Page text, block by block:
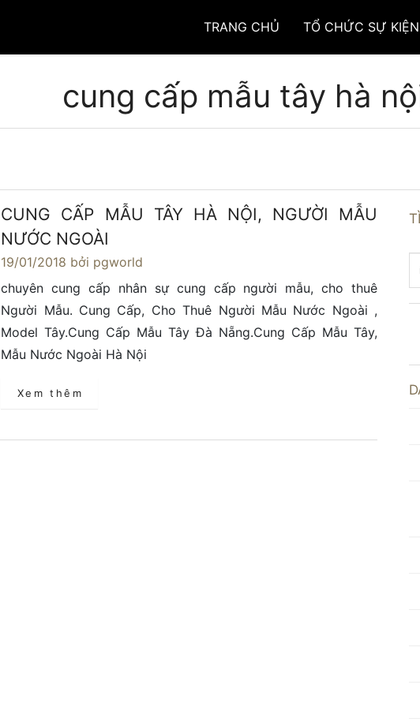
TRANG CHỦ TỔ CHỨC SỰ KIỆN
cung cấp mẫu tây hà
CUNG CẤP MẪU TÂY HÀ NỘI, NGƯỜI MẪU
NƯỚC NGOÀI
19/01/2018 bởi pgworld
chuyên cung cấp nhân sự cung cấp người mẫu, cho thuê
Người Mẫu. Cung Cấp, Cho Thuê Người Mẫu Nước Ngoài ,
Model Tây.Cung Cấp Mẫu Tây Đà Nẵng.Cung Cấp Mẫu Tây,
Mẫu Nước Ngoài Hà Nội
Xem thêm